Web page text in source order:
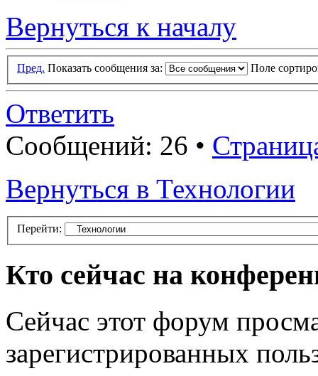
Вернуться к началу
Пред. Показать сообщения за: Поле
Ответить
Сообщений: 26 •
Вернуться в Технологии
Перейти:
Кто сейчас на
Сейчас этот форум
зарегистрированных